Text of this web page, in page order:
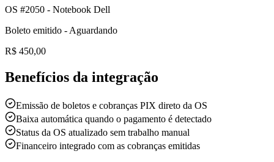
OS #2050 - Notebook Dell
Boleto emitido - Aguardando
R$ 450,00
Benefícios da integração
Emissão de boletos e cobranças PIX direto da OS
Baixa automática quando o pagamento é detectado
Status da OS atualizado sem trabalho manual
Financeiro integrado com as cobranças emitidas